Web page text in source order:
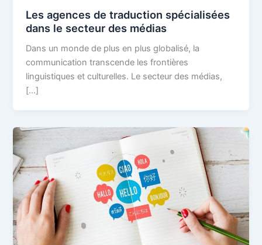
Les agences de traduction spécialisées
dans le secteur des médias
Dans un monde de plus en plus globalisé, la
communication transcende les frontières
linguistiques et culturelles. Le secteur des médias,
[…]